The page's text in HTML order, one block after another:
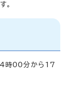
。
時00分から17